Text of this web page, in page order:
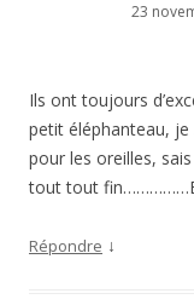
23
Ils ont toujours
petit éléphanteau, je
pour les oreilles,
tout tout
Répondre ↓